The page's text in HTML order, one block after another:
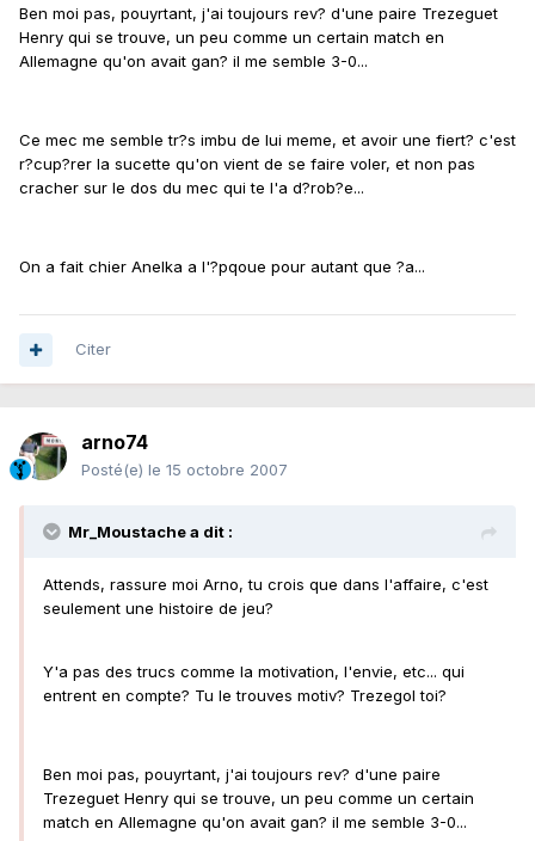
Ben moi pas, pouyrtant, j'ai toujours rev? d'une paire Trezeguet
Henry qui se trouve, un peu comme un certain match en
Allemagne qu'on avait gan? il me semble 3-0...
Ce mec me semble tr?s imbu de lui meme, et avoir une fiert? c'est
r?cup?rer la sucette qu'on vient de se faire voler, et non pas
cracher sur le dos du mec qui te l'a d?rob?e...
On a fait chier Anelka a l'?pqoue pour autant que ?a...
Citer
arno74
Posté(e) le 15 octobre 2007
Mr_Moustache a dit :
Attends, rassure moi Arno, tu crois que dans l'affaire, c'est
seulement une histoire de jeu?
Y'a pas des trucs comme la motivation, l'envie, etc... qui
entrent en compte? Tu le trouves motiv? Trezegol toi?
Ben moi pas, pouyrtant, j'ai toujours rev? d'une paire
Trezeguet Henry qui se trouve, un peu comme un certain
match en Allemagne qu'on avait gan? il me semble 3-0...